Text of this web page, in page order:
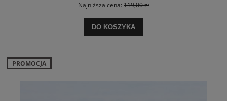
Najniższa cena: 119,00 zł
DO KOSZYKA
PROMOCJA